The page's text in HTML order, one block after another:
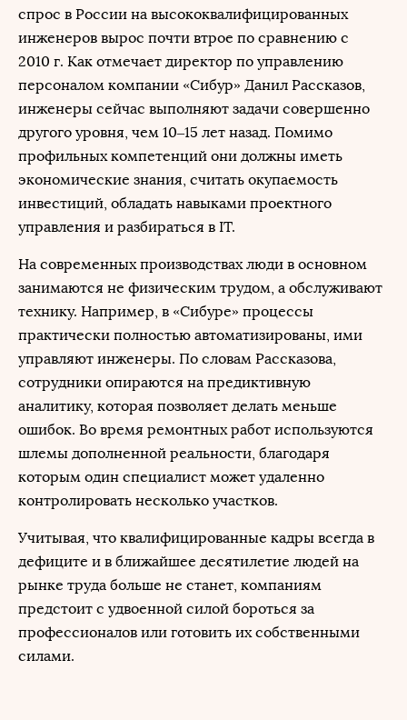
спрос в России на высококвалифицированных
инженеров вырос почти втрое по сравнению с
2010 г. Как отмечает директор по управлению
персоналом компании «Сибур» Данил Рассказов,
инженеры сейчас выполняют задачи совершенно
другого уровня, чем 10–15 лет назад. Помимо
профильных компетенций они должны иметь
экономические знания, считать окупаемость
инвестиций, обладать навыками проектного
управления и разбираться в IT.
На современных производствах люди в основном
занимаются не физическим трудом, а обслуживают
технику. Например, в «Сибуре» процессы
практически полностью автоматизированы, ими
управляют инженеры. По словам Рассказова,
сотрудники опираются на предиктивную
аналитику, которая позволяет делать меньше
ошибок. Во время ремонтных работ используются
шлемы дополненной реальности, благодаря
которым один специалист может удаленно
контролировать несколько участков.
Учитывая, что квалифицированные кадры всегда в
дефиците и в ближайшее десятилетие людей на
рынке труда больше не станет, компаниям
предстоит с удвоенной силой бороться за
профессионалов или готовить их собственными
силами.